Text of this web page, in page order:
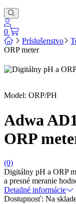
0
Príslušenstvo
ORP meter
Model: ORP/PH
Adwa
ORP
(0)
Digitálny pH a ORP
a presné meranie
Detailné informácie
Dostupnosť: Na